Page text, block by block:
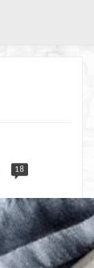
18